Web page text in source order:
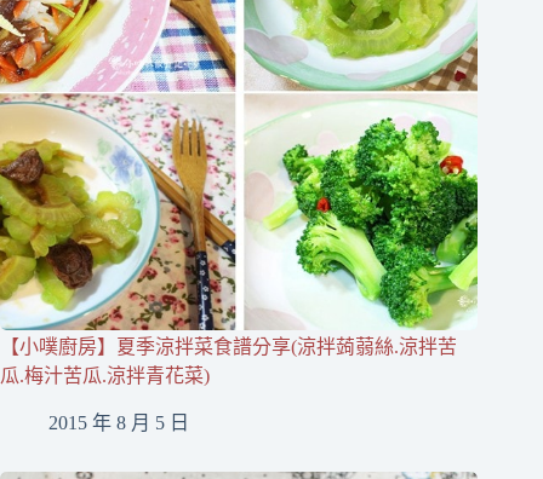
【小噗廚房】夏季涼拌菜食譜分享(涼拌蒟蒻絲.涼拌苦
瓜.梅汁苦瓜.涼拌青花菜)
2015 年 8 月 5 日